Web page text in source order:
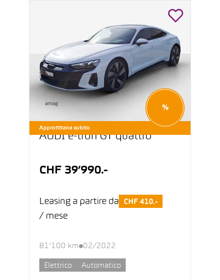
Approfittane subito
%
AUDI e-tron GT quattro
CHF 39’990.-
Leasing a partire da CHF 410.-
/ mese
81’100 km 02/2022
Elettrico Automatico